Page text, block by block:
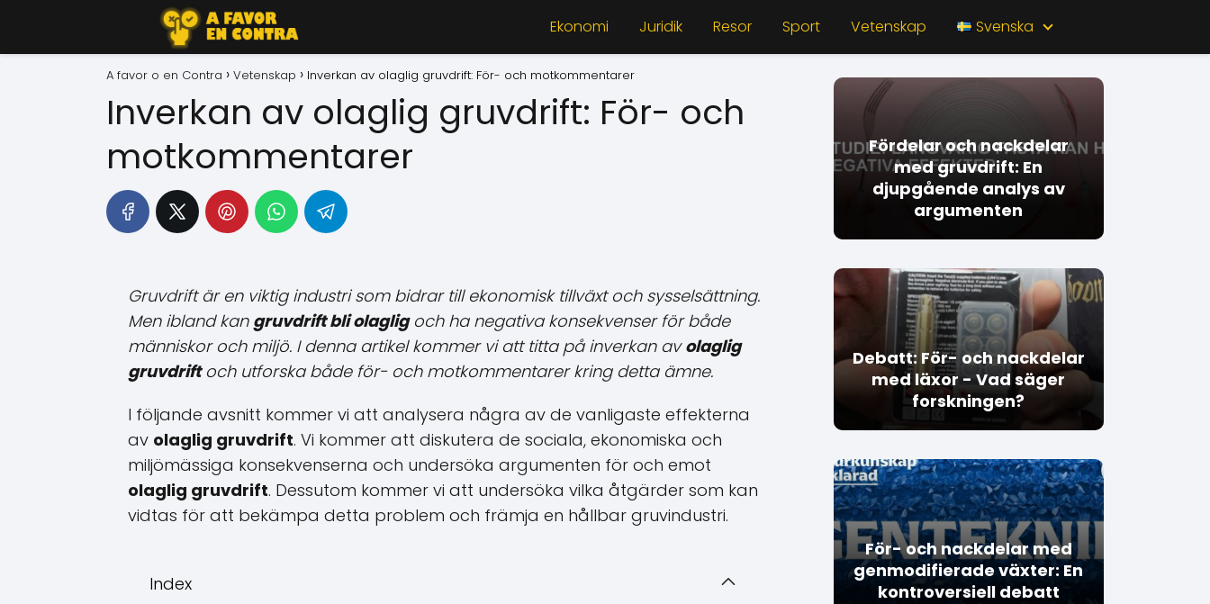
Ekonomi Juridik Resor Sport Vetenskap Svenska
A favor o en Contra Vetenskap Inverkan av olaglig gruvdrift: För- och motkommentarer
Inverkan av olaglig gruvdrift: För- och
motkommentarer
Gruvdrift är en viktig industri som bidrar till ekonomisk tillväxt och sysselsättning.
Men ibland kan gruvdrift bli olagligoch ha negativa konsekvenser för både
människor och miljö. I denna artikel kommer vi att titta på inverkan avolaglig
gruvdriftoch utforska både för- och motkommentarer kring detta ämne.
I följande avsnitt kommer vi att analysera några av de vanligaste effekterna
av olaglig gruvdrift. Vi kommer att diskutera de sociala, ekonomiska och
miljömässiga konsekvenserna och undersöka argumenten för och emot
olaglig gruvdrift. Dessutom kommer vi att undersöka vilka åtgärder som kan
vidtas för att bekämpa detta problem och främja en hållbar gruvindustri.
Index
Fördelar och nackdelar
med gruvdrift: En
djupgående analys av
argumenten
Debatt: För- och nackdelar
med läxor - Vad säger
forskningen?
För- och nackdelar med
genmodifierade växter: En
kontroversiell debatt